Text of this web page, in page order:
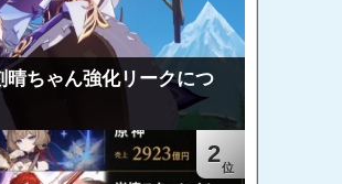
晴ちゃん強化リークにつ
2